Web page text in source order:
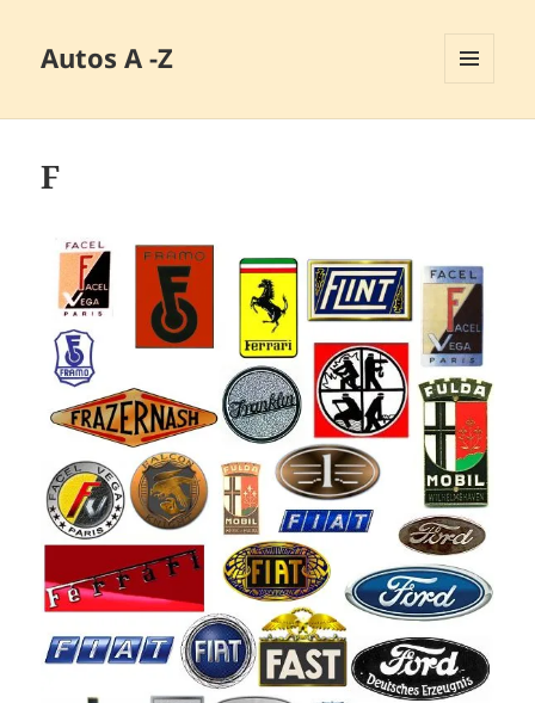
Autos A -Z
F